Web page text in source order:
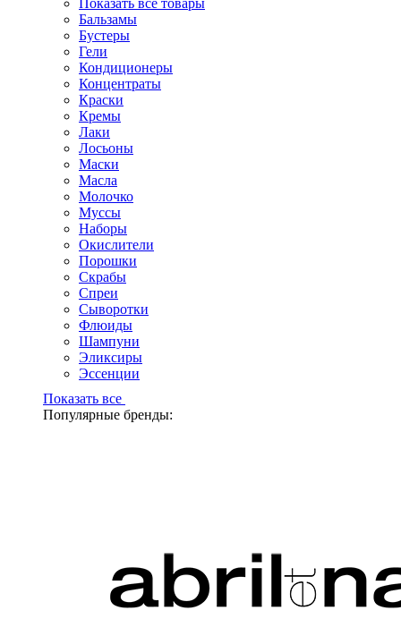
Показать все товары
Бальзамы
Бустеры
Гели
Кондиционеры
Концентраты
Краски
Кремы
Лаки
Лосьоны
Маски
Масла
Молочко
Муссы
Наборы
Окислители
Порошки
Скрабы
Спреи
Сыворотки
Флюиды
Шампуни
Эликсиры
Эссенции
Показать все
Популярные бренды: